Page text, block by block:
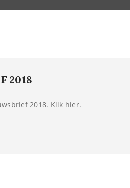
2018
2018. Klik hier.